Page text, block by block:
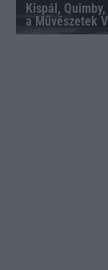
Kispál,
a Művészetek